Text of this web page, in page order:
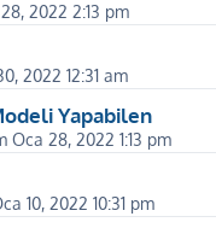
2022 2:13 pm
2022 12:31 am
Yapabilen
Oca 28, 2022 1:13 pm
10, 2022 10:31 pm